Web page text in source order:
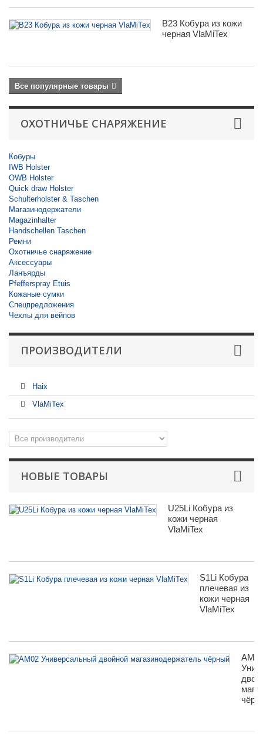
B23 Кобура из кожи
черная VlaMiTex
Все популярные товары
ОХОТНИЧЬЕ СНАРЯЖЕНИЕ
Кобуры
IWB Holster
OWB Holster
Quick draw Holster
Schulterholster & Taschen
Магазинодержатели
Magazinhalter
Handschellen Taschen
Ремни
Охотничье снаряжение
Аксессуары
Ланъярды
Pfefferspray Etuis
Кожаные сумки
Спецпредложения
Чехлы для вейпов
ПРОИЗВОДИТЕЛИ
Haix
VlaMiTex
НОВЫЕ ТОВАРЫ
U25Li Кобура из
кожи черная
VlaMiTex
S1Li Кобура
плечевая из
кожи черная
VlaMiTex